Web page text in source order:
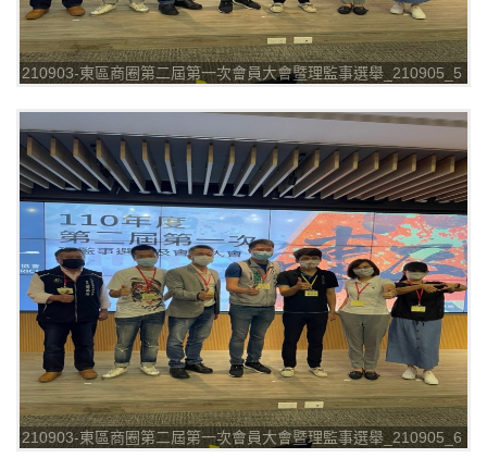
210903-東區商圈第二屆第一次會員大會暨理監事選舉_210905_5
210903-東區商圈第二屆第一次會員大會暨理監事選舉_210905_6